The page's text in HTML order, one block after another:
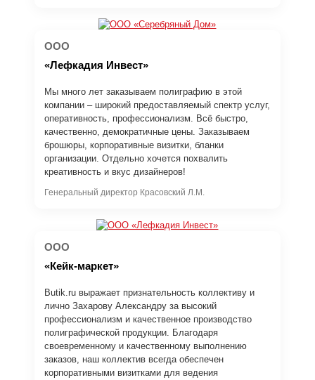
ООО
«Лефкадия Инвест»
Мы много лет заказываем полиграфию в этой
компании – широкий предоставляемый спектр услуг,
оперативность, профессионализм. Всё быстро,
качественно, демократичные цены. Заказываем
брошюры, корпоративные визитки, бланки
организации. Отдельно хочется похвалить
креативность и вкус дизайнеров!
Генеральный директор Красовский Л.М.
ООО
«Кейк-маркет»
Butik.ru выражает признательность коллективу и
лично Захарову Александру за высокий
профессионализм и качественное производство
полиграфической продукции. Благодаря
своевременному и качественному выполнению
заказов, наш коллектив всегда обеспечен
корпоративными визитками для ведения